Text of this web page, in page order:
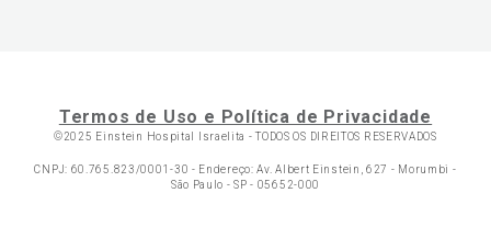
Termos de Uso e Política de Privacidade
©2025 Einstein Hospital Israelita -TODOS OS DIREITOS RESERVADOS
CNPJ: 60.765.823/0001-30 - Endereço: Av. Albert Einstein, 627 - Morumbi -
São Paulo - SP - 05652-000